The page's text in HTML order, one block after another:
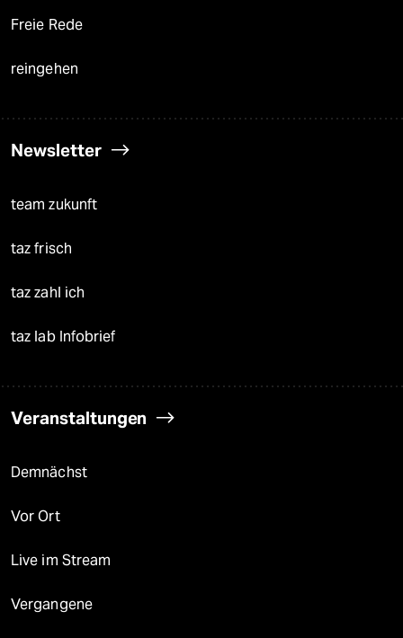
Freie Rede
reingehen
Newsletter
team zukunft
taz frisch
taz zahl ich
taz lab Infobrief
Veranstaltungen
Demnächst
Vor Ort
Live im Stream
Vergangene